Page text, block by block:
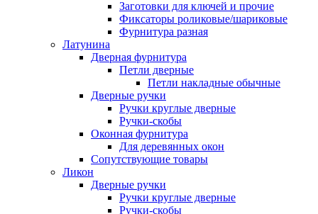
Заготовки для ключей и прочие
Фиксаторы роликовые/шариковые
Фурнитура разная
Латунина
Дверная фурнитура
Петли дверные
Петли накладные обычные
Дверные ручки
Ручки круглые дверные
Ручки-скобы
Оконная фурнитура
Для деревянных окон
Сопутствующие товары
Ликон
Дверные ручки
Ручки круглые дверные
Ручки-скобы